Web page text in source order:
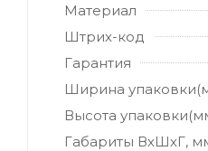
Материал
Штрих-код
Гарантия
Ширина
Высота
Габариты ВхШхГ,